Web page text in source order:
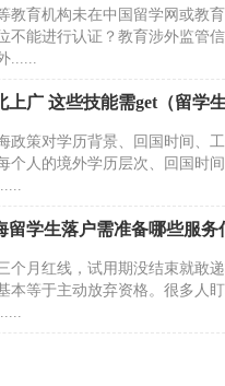
教育机构未在中国留学网或教
不能进行认证？教育涉外监管
......
上广 这些技能需get（留学
政策对学历背景、回国时间、
个人的境外学历层次、回国时
留学生落户需准备哪些服务
个月红线，试用期没结束就敢
本等于主动放弃资格。很多人